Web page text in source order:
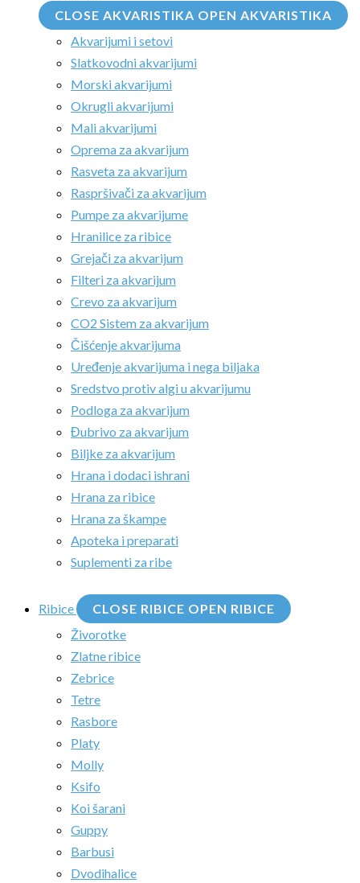
CLOSE AKVARISTIKA OPEN AKVARISTIKA
Akvarijumi i setovi
Slatkovodni akvarijumi
Morski akvarijumi
Okrugli akvarijumi
Mali akvarijumi
Oprema za akvarijum
Rasveta za akvarijum
Raspršivači za akvarijum
Pumpe za akvarijume
Hranilice za ribice
Grejači za akvarijum
Filteri za akvarijum
Crevo za akvarijum
CO2 Sistem za akvarijum
Čišćenje akvarijuma
Uređenje akvarijuma i nega biljaka
Sredstvo protiv algi u akvarijumu
Podloga za akvarijum
Đubrivo za akvarijum
Biljke za akvarijum
Hrana i dodaci ishrani
Hrana za ribice
Hrana za škampe
Apoteka i preparati
Suplementi za ribe
Ribice CLOSE RIBICE OPEN RIBICE
Živorotke
Zlatne ribice
Zebrice
Tetre
Rasbore
Platy
Molly
Ksifo
Koi šarani
Guppy
Barbusi
Dvodihalice